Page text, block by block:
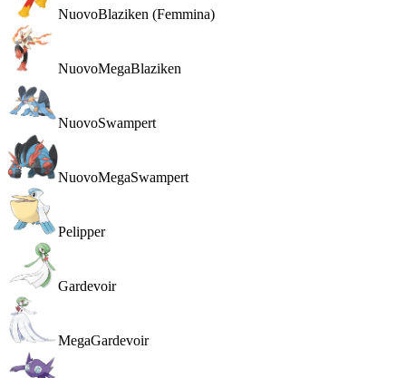
NuovoBlaziken (Femmina)
NuovoMegaBlaziken
NuovoSwampert
NuovoMegaSwampert
Pelipper
Gardevoir
MegaGardevoir